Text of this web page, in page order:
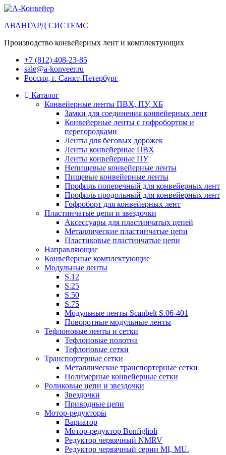
АВАНГАРД СИСТЕМС
Производство конвейерных лент и комплектующих
+7 (812) 408-23-85
sale@a-konveer.ru
Россия, г. Санкт-Петербург
Каталог
Конвейерные ленты ПВХ, ПУ, ХБ
Замки для соединения конвейерных лент
Конвейерные ленты с гофробортом и
перегородками
Ленты для беговых дорожек
Ленты конвейерные ПВХ
Ленты конвейерные ПУ
Непищевые конвейерные ленты
Пищевые конвейерные ленты
Профиль поперечный для конвейерных лент
Профиль продольный для конвейерных лент
Гофроборт для конвейерных лент
Пластинчатые цепи и звездочки
Аксессуары для пластинчатых цепей
Металлические пластинчатые цепи
Пластиковые пластинчатые цепи
Направляющие
Конвейерные комплектующие
Модульные ленты
S.12
S.25
S.50
S.75
Модульные ленты Scanbelt S.06-401
Поворотные модульные ленты
Тефлоновые ленты и сетки
Тефлоновые полотна
Тефлоновые сетки
Транспортерные сетки
Металлические транспортерные сетки
Полимерные конвейерные сетки
Роликовые цепи и звездочки
Звездочки
Приводные цепи
Мотор-редукторы
Вариатор
Мотор-редуктор Bonfiglioli
Редуктор червячный NMRV
Редуктор червячный серии MI, MU.